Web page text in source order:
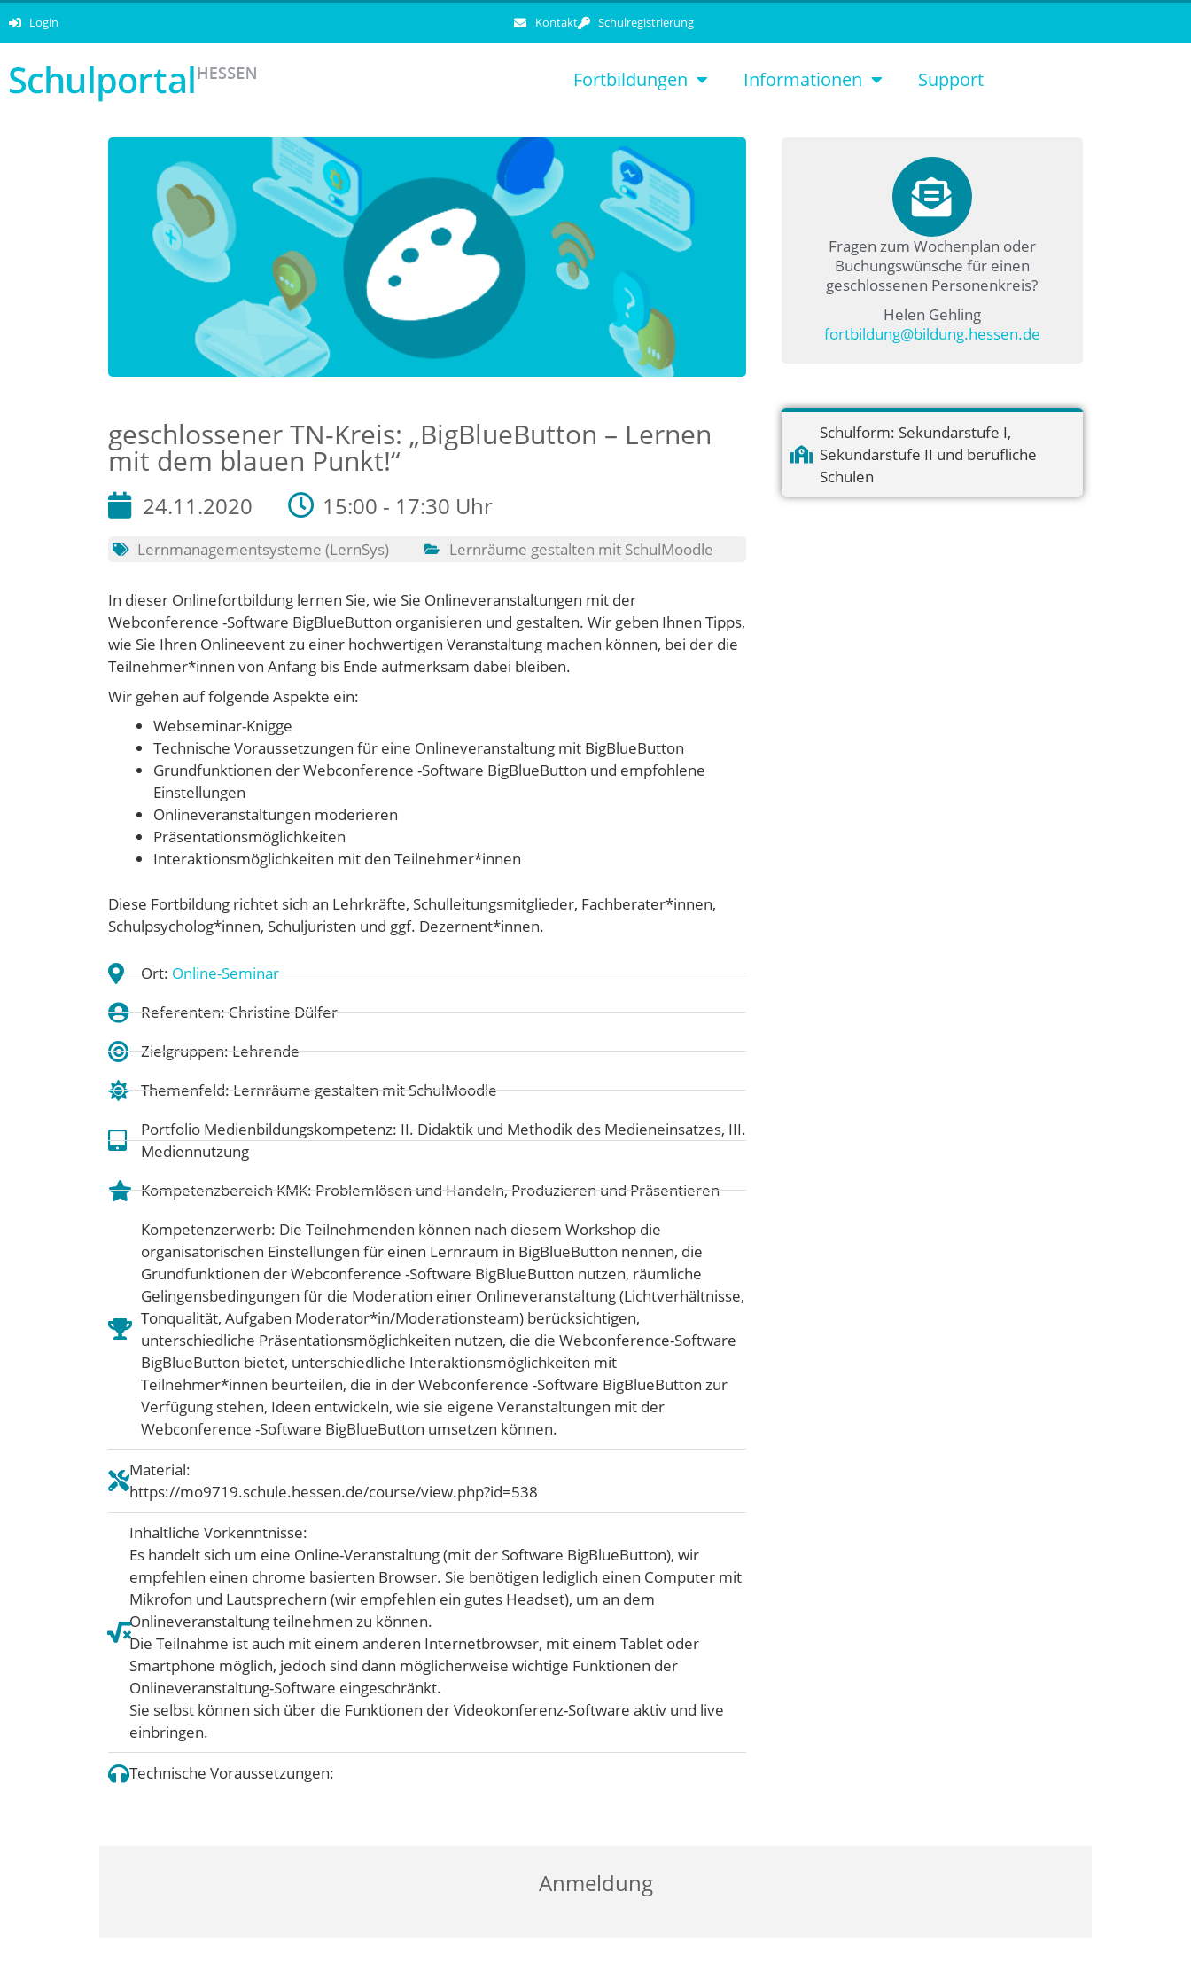
Login Kontakt Schulregistrierung
Fortbildungen Informationen Support
geschlossener TN-Kreis: „BigBlueButton – Lernen
mit dem blauen Punkt!“
24.11.2020 15:00 - 17:30 Uhr
Lernmanagementsysteme (LernSys) Lernräume gestalten mit SchulMoodle
In dieser Onlinefortbildung lernen Sie, wie Sie Onlineveranstaltungen mit der
Webconference -Software BigBlueButton organisieren und gestalten. Wir geben Ihnen Tipps,
wie Sie Ihren Onlineevent zu einer hochwertigen Veranstaltung machen können, bei der die
Teilnehmer*innen von Anfang bis Ende aufmerksam dabei bleiben.
Wir gehen auf folgende Aspekte ein:
Webseminar-Knigge
Technische Voraussetzungen für eine Onlineveranstaltung mit BigBlueButton
Grundfunktionen der Webconference -Software BigBlueButton und empfohlene
Einstellungen
Onlineveranstaltungen moderieren
Präsentationsmöglichkeiten
Interaktionsmöglichkeiten mit den Teilnehmer*innen
Diese Fortbildung richtet sich an Lehrkräfte, Schulleitungsmitglieder, Fachberater*innen,
Schulpsycholog*innen, Schuljuristen und ggf. Dezernent*innen.
Ort:Online-Seminar
Referenten: Christine Dülfer
Zielgruppen: Lehrende
Themenfeld:Lernräume gestalten mit SchulMoodle
Portfolio Medienbildungskompetenz: II. Didaktik und Methodik des Medieneinsatzes, III.
Mediennutzung
Kompetenzbereich KMK:Problemlösen und Handeln,Produzieren und Präsentieren
Kompetenzerwerb: Die Teilnehmenden können nach diesem Workshop die
organisatorischen Einstellungen für einen Lernraum in BigBlueButton nennen, die
Grundfunktionen der Webconference -Software BigBlueButton nutzen, räumliche
Gelingensbedingungen für die Moderation einer Onlineveranstaltung (Lichtverhältnisse,
Tonqualität, Aufgaben Moderator*in/Moderationsteam) berücksichtigen,
unterschiedliche Präsentationsmöglichkeiten nutzen, die die Webconference-Software
BigBlueButton bietet, unterschiedliche Interaktionsmöglichkeiten mit
Teilnehmer*innen beurteilen, die in der Webconference -Software BigBlueButton zur
Verfügung stehen, Ideen entwickeln, wie sie eigene Veranstaltungen mit der
Webconference -Software BigBlueButton umsetzen können.
Material:
https://mo9719.schule.hessen.de/course/view.php?id=538
Inhaltliche Vorkenntnisse:
Es handelt sich um eine Online-Veranstaltung (mit der Software BigBlueButton), wir
empfehlen einen chrome basierten Browser. Sie benötigen lediglich einen Computer mit
Mikrofon und Lautsprechern (wir empfehlen ein gutes Headset), um an dem
Onlineveranstaltung teilnehmen zu können.
Die Teilnahme ist auch mit einem anderen Internetbrowser, mit einem Tablet oder
Smartphone möglich, jedoch sind dann möglicherweise wichtige Funktionen der
Onlineveranstaltung-Software eingeschränkt.
Sie selbst können sich über die Funktionen der Videokonferenz-Software aktiv und live
einbringen.
Technische Voraussetzungen:
Fragen zum Wochenplan oder
Buchungswünsche für einen
geschlossenen Personenkreis?
Helen Gehling
fortbildung@bildung.hessen.de
Schulform: Sekundarstufe I,
Sekundarstufe II und berufliche
Schulen
Anmeldung